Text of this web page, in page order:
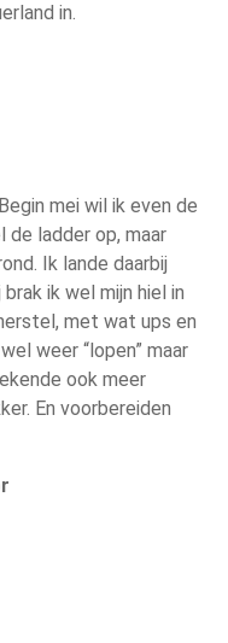
in.
mei wil ik even de
de ladder op, maar
Ik lande daarbij
ik wel mijn hiel in
met wat ups en
weer “lopen” maar
ook meer
En voorbereiden